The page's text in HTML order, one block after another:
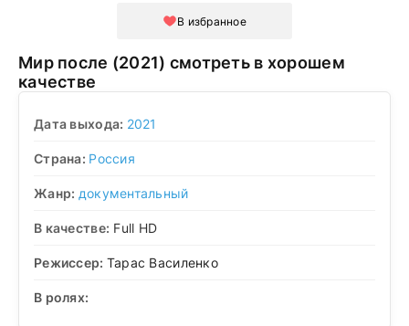
В избранное
Мир после (2021) смотреть в хорошем
качестве
Дата выхода: 2021
Страна: Россия
Жанр: документальный
В качестве: Full HD
Режиссер: Тарас Василенко
В ролях: